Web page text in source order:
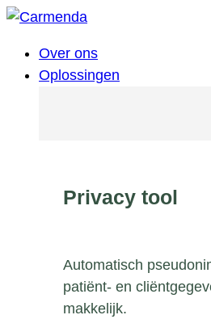
Over ons
Oplossingen
Privacy tool
Automatisch
patiënt- en
makkelijk.